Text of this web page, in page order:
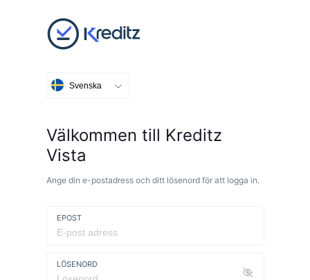
Svenska
Välkommen till Kreditz
Vista
Ange din e-postadress och ditt lösenord för att logga in.
EPOST
LÖSENORD